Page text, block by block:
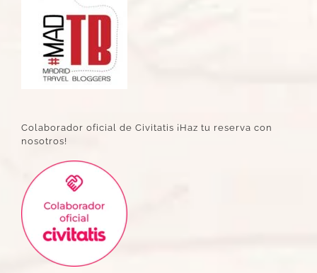
Colaborador oficial de Civitatis ¡Haz tu reserva con
nosotros!